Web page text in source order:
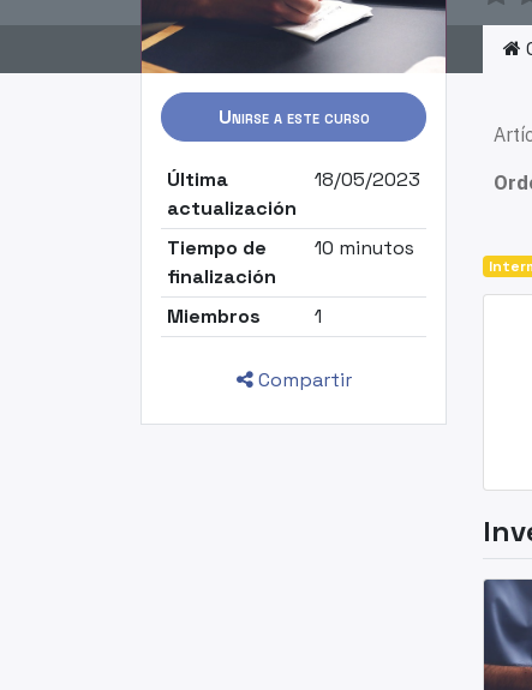
Unirse a este curso
Última
actualización
18/05/2023
Tiempo de
finalización
10 minutos
Miembros 1
Compartir